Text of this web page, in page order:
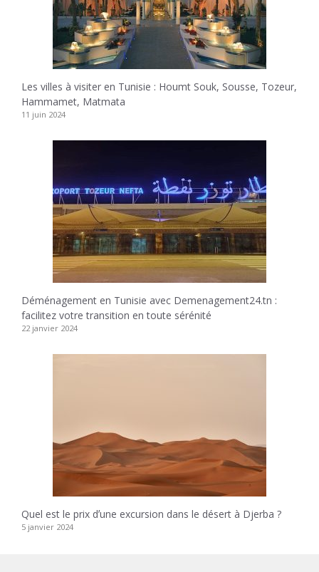
Les villes à visiter en Tunisie : Houmt Souk, Sousse, Tozeur,
Hammamet, Matmata
11 juin 2024
Déménagement en Tunisie avec Demenagement24.tn :
facilitez votre transition en toute sérénité
22 janvier 2024
Quel est le prix dʼune excursion dans le désert à Djerba ?
5 janvier 2024